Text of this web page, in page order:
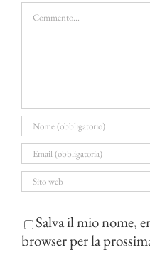
Commento
Salva il mio nome,
browser per la